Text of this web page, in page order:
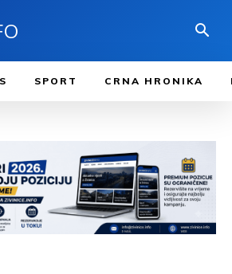
SPORT CRNA HRONIKA